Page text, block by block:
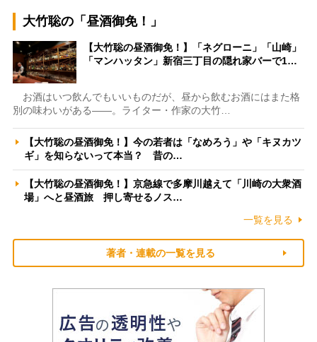
大竹聡の「昼酒御免！」
【大竹聡の昼酒御免！】「ネグローニ」「山崎」
「マンハッタン」新宿三丁目の隠れ家バーで1…
お酒はいつ飲んでもいいものだが、昼から飲むお酒にはまた格
別の味わいがある――。ライター・作家の大竹…
【大竹聡の昼酒御免！】今の若者は「なめろう」や「キヌカツ
ギ」を知らないって本当？ 昔の…
【大竹聡の昼酒御免！】京急線で多摩川越えて「川崎の大衆酒
場」へと昼酒旅 押し寄せるノス…
一覧を見る
著者・連載の一覧を見る